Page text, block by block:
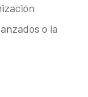
o la